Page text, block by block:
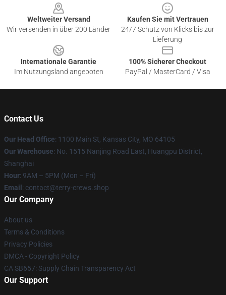
Weltweiter Versand
Wir versenden in über 200 Länder
Kaufen Sie mit Vertrauen
24/7 Schutz von Klicks bis zur
Lieferung
Internationale Garantie
Im Nutzungsland angeboten
100% Sicherer Checkout
PayPal / MasterCard / Visa
Contact Us
Our Head Office: 1100 Main St, Kansas City, MO 64105
Our Warehouse: No. 1515 Nanjing Road East, Huangpu District,
Shanghai
Hour: 9AM – 5PM (Mon – Fri)
Email : contact@terry-crews.shop
Our Company
About us
Terms & Conditions
Privacy Policies
DMCA - Copyright Policy
CA SB657: Supply Chain Transparency Act
Our Support